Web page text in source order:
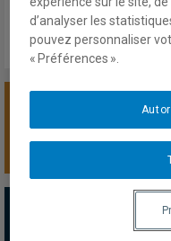
SOUTENIR LA
PARTENAIRES
Tous les partenaires
d’analyser les
pouvez personnaliser
« Préférences ».